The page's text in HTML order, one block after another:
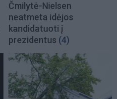
Čmilytė-Nielsen
neatmeta idėjos
kandidatuoti į
prezidentus (4)